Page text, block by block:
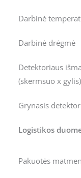
Darbinė
Darbinė drėgmė
Detektoriaus
(skermsuo x gylis)
Grynasis
Logistikos
Pakuotės